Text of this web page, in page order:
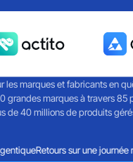
marques et fabricants en
marques à travers
40 millions de produits
Retours sur une journée